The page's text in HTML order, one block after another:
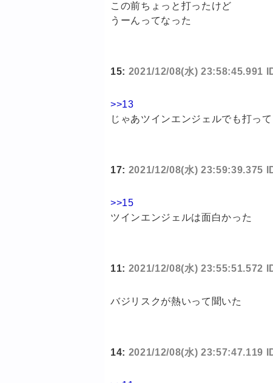
この前ちょっと打ったけど
うーんってなった
15: 2021/12/08(水) 23:58:45.991
>>13
じゃあツインエンジェルでも打って
17: 2021/12/08(水) 23:59:39.375
>>15
ツインエンジェルは面白かった
11: 2021/12/08(水) 23:55:51.572
バジリスクが熱いって聞いた
14: 2021/12/08(水) 23:57:47.119